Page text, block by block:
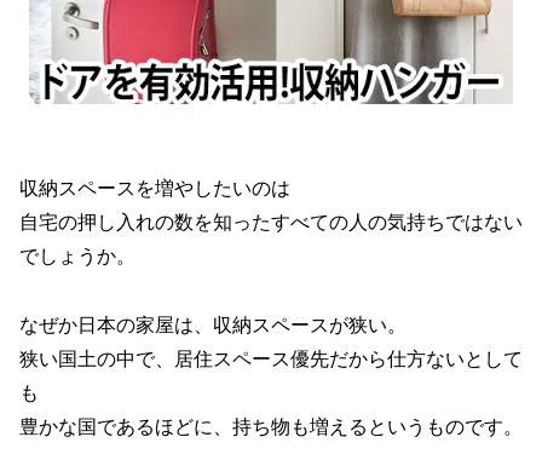
収納スペースを増やしたいのは
自宅の押し入れの数を知ったすべての人の気持ちではない
でしょうか。
なぜか日本の家屋は、収納スペースが狭い。
狭い国土の中で、居住スペース優先だから仕方ないとして
も
豊かな国であるほどに、持ち物も増えるというものです。